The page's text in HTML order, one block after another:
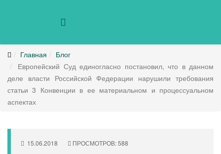
Главная
Блог
Европейский Суд единогласно постановил, что в данном
деле власти Российской Федерации нарушили требования
статьи 3 Конвенции в ее материальном и процессуальном
аспектах
15.06.2018 ПРОСМОТРОВ: 588